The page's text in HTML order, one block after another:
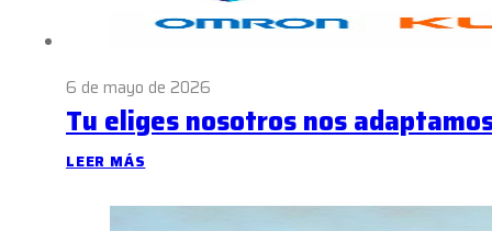
6 de mayo de 2026
Tu eliges nosotros nos
LEER MÁS